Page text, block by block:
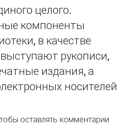
целого.
компоненты
в качестве
рукописи,
издания, а
носителей
библиотеки в современном
оставлять комментарии